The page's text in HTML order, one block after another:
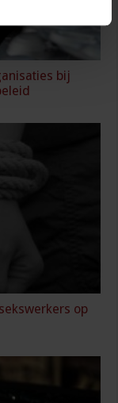
bij
op